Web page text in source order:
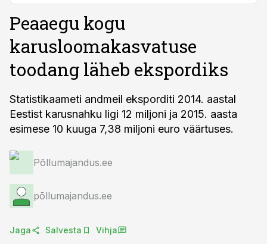
Peaaegu kogu
karusloomakasvatuse
toodang läheb ekspordiks
Statistikaameti andmeil eksporditi 2014. aastal
Eestist karusnahku ligi 12 miljoni ja 2015. aasta
esimese 10 kuuga 7,38 miljoni euro väärtuses.
Põllumajandus.ee
põllumajandus.ee
Jaga Salvesta Vihja